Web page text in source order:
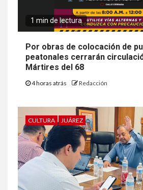
1 min de lectura
Por obras de colocación de
peatonales cerrarán
Mártires del 68
4 horas atrás Redacción
CULTURA JUÁREZ